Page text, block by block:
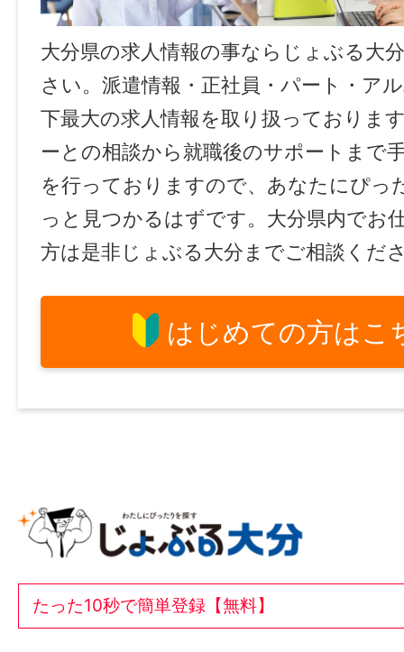
大分県の求人情報の事ならじょぶる大
さい。派遣情報・正社員・パート・ア
下最大の求人情報を取り扱っておりま
ーとの相談から就職後のサポートまで
を行っておりますので、あなたにぴっ
っと見つかるはずです。大分県内でお
方は是非じょぶる大分までご相談くだ
はじめての方はこ
たった10秒で簡単登録【無料】